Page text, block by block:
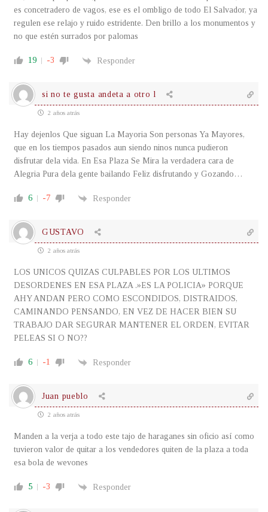
es concetradero de vagos, ese es el ombligo de todo El Salvador, ya
regulen ese relajo y ruido estridente. Den brillo a los monumentos y
no que estén surrados por palomas
19 -3 Responder
si no te gusta andeta a otro l
2 años atrás
Hay dejenlos Que siguan La Mayoria Son personas Ya Mayores,
que en los tiempos pasados aun siendo ninos nunca pudieron
disfrutar dela vida. En Esa Plaza Se Mira la verdadera cara de
Alegria Pura dela gente bailando Feliz disfrutando y Gozando…
6 -7 Responder
GUSTAVO
2 años atrás
LOS UNICOS QUIZAS CULPABLES POR LOS ULTIMOS
DESORDENES EN ESA PLAZA .»ES LA POLICIA» PORQUE
AHY ANDAN PERO COMO ESCONDIDOS, DISTRAIDOS,
CAMINANDO PENSANDO, EN VEZ DE HACER BIEN SU
TRABAJO DAR SEGURAR MANTENER EL ORDEN, EVITAR
PELEAS SI O NO??
6 -1 Responder
Juan pueblo
2 años atrás
Manden a la verja a todo este tajo de haraganes sin oficio así como
tuvieron valor de quitar a los vendedores quiten de la plaza a toda
esa bola de wevones
5 -3 Responder